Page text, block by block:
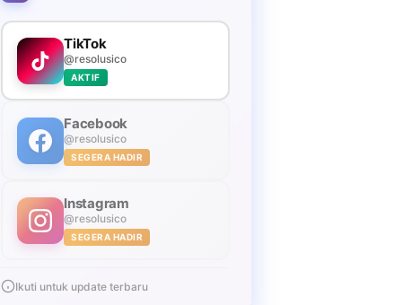
TikTok
@resolusico
AKTIF
Facebook
@resolusico
SEGERA HADIR
Instagram
@resolusico
SEGERA HADIR
Ikuti untuk update terbaru